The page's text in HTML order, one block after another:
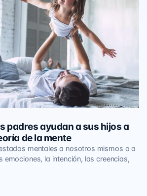
padres ayudan a sus hijos a
de la mente
mentales a nosotros mismos o a
emociones, la intención, las creencias,